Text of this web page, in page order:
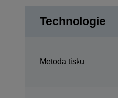
Technologie
Metoda tisku